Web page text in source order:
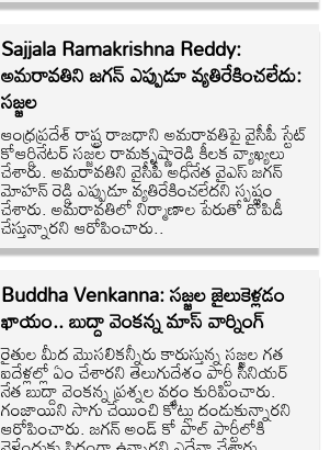
Sajjala Ramakrishna Reddy:
అమరావతిని జగన్ ఎప్పుడూ వ్యతిరేకించలేదు:
సజ్జల
ఆంధ్రప్రదేశ్ రాష్ట్ర రాజధాని అమరావతిపై వైసీపీ స్టేట్
కోఆర్డినేటర్ సజ్జల రామకృష్ణారెడ్డి కీలక వ్యాఖ్యలు
చేశారు. అమరావతిని వైసీపీ అధినేత వైఎస్ జగన్
మోహన్ రెడ్డి ఎప్పుడూ వ్యతిరేకించలేదని స్పష్టం
చేశారు. అమరావతిలో నిర్మాణాల పేరుతో దోపిడీ
చేస్తున్నారని ఆరోపించారు..
Buddha Venkanna: సజ్జల జైలుకెళ్లడం
ఖాయం.. బుద్దా వెంకన్న మాస్ వార్నింగ్
రైతుల మీద మొసలి‌కన్నీరు కారుస్తున్న సజ్జల గత
ఐదేళ్లల్లో ఏం చేశారని తెలుగుదేశం పార్టీ సీనియర్
నేత బుద్దా వెంకన్న ప్రశ్నల వర్షం కురిపించారు.
గంజాయిని సాగు చేయించి కోట్లు దండుకున్నారని
ఆరోపించారు. జగన్ అండ్ కో పాల్ పార్టీలోకి